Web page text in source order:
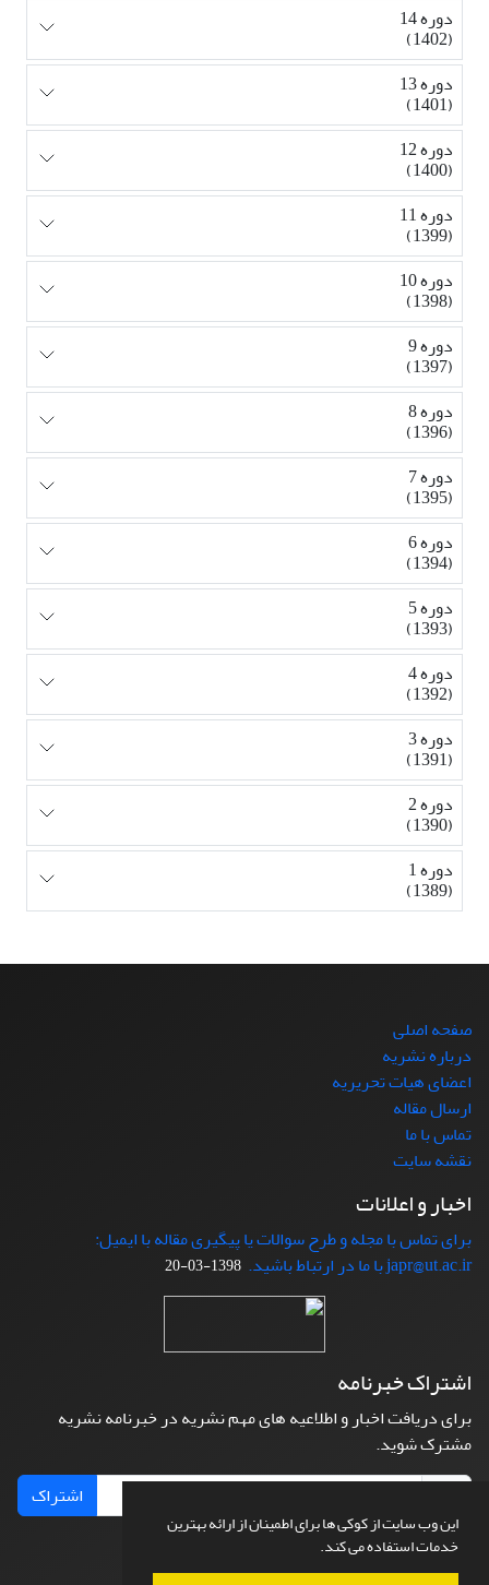
این وب سایت از کوکی ها برای اطمینان از ارائه بهترین
خدمات استفاده می کند.
دوره 14
(1402)
دوره 13
(1401)
دوره 12
(1400)
دوره 11
(1399)
دوره 10
(1398)
دوره 9
(1397)
دوره 8
(1396)
دوره 7
(1395)
دوره 6
(1394)
دوره 5
(1393)
دوره 4
(1392)
دوره 3
(1391)
دوره 2
(1390)
دوره 1
(1389)
صفحه اصلی
درباره نشریه
اعضای هیات تحریریه
ارسال مقاله
تماس با ما
نقشه سایت
اخبار و اعلانات
برای تماس با مجله و طرح سوالات یا پیگیری مقاله با ایمیل:
japr@ut.ac.ir با ما در ارتباط باشید.
1398-03-20
اشتراک خبرنامه
برای دریافت اخبار و اطلاعیه های مهم نشریه در خبرنامه نشریه
مشترک شوید.
اشتراک